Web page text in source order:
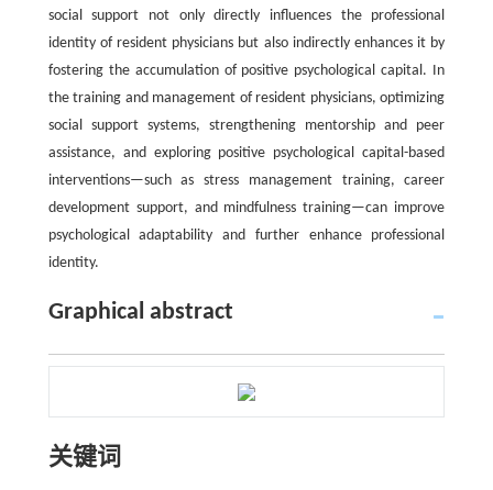
social support not only directly influences the professional
identity of resident physicians but also indirectly enhances it by
fostering the accumulation of positive psychological capital. In
the training and management of resident physicians, optimizing
social support systems, strengthening mentorship and peer
assistance, and exploring positive psychological capital-based
interventions—such as stress management training, career
development support, and mindfulness training—can improve
psychological adaptability and further enhance professional
identity.
Graphical abstract
关键词